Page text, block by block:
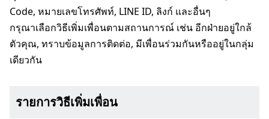
Code, หมายเลขโทรศัพท์, LINE ID, ลิงก์ และอื่นๆ
กรุณาเลือกวิธีเพิ่มเพื่อนตามสถานการณ์ เช่น อีกฝ่ายอยู่ใกล้
ตัวคุณ, ทราบข้อมูลการติดต่อ, มีเพื่อนร่วมกันหรืออยู่ในกลุ่ม
เดียวกัน
รายการวิธีเพิ่มเพื่อน